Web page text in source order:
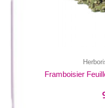
Framboisier